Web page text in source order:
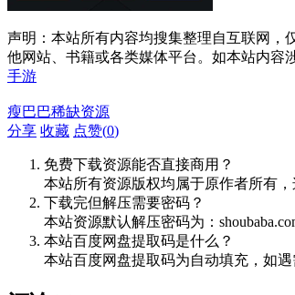
声明：本站所有内容均搜集整理自互联网，
他网站、书籍或各类媒体平台。如本站内容
手游
瘦巴巴稀缺资源
分享 收藏 点赞(0)
免费下载资源能否直接商用？
本站所有资源版权均属于原作者所有
下载完但解压需要密码？
本站资源默认解压密码为：
本站百度网盘提取码是什么？
本站百度网盘提取码为自动填充，如